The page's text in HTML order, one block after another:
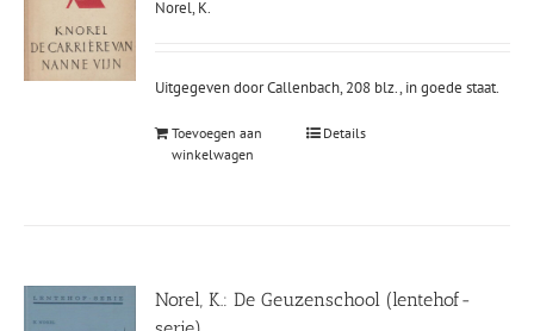
Norel, K.
Uitgegeven door Callenbach, 208 blz., in goede staat.
Toevoegen aan
winkelwagen
Details
Norel, K.: De Geuzenschool (lentehof-